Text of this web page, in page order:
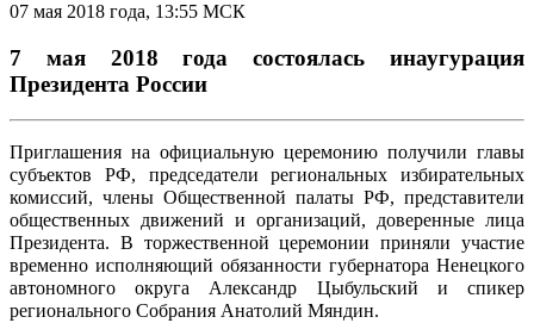
07 мая 2018 года, 13:55 МСК
7 мая 2018 года состоялась инаугурация
Президента России
Приглашения на официальную церемонию получили главы
субъектов РФ, председатели региональных избирательных
комиссий, члены Общественной палаты РФ, представители
общественных движений и организаций, доверенные лица
Президента. В торжественной церемонии приняли участие
временно исполняющий обязанности губернатора Ненецкого
автономного округа Александр Цыбульский и спикер
регионального Собрания Анатолий Мяндин.